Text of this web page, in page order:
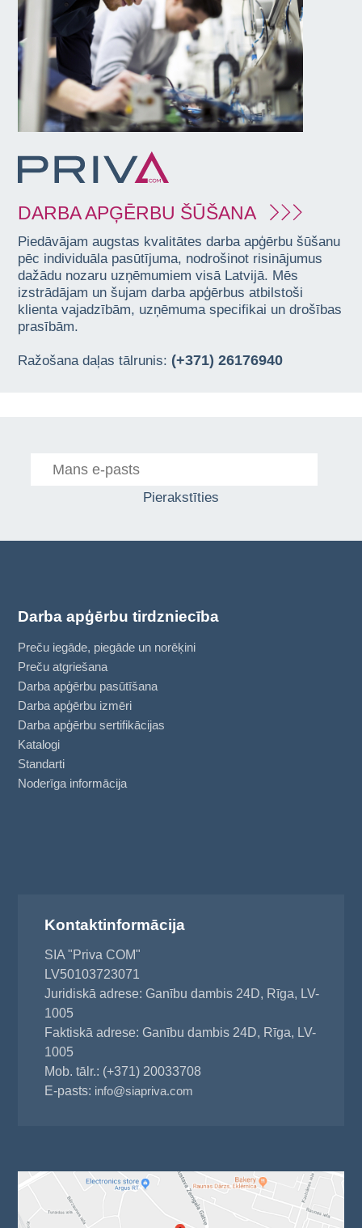
DARBA APĢĒRBU ŠŪŠANA
Piedāvājam augstas kvalitātes darba apģērbu šūšanu
pēc individuāla pasūtījuma, nodrošinot risinājumus
dažādu nozaru uzņēmumiem visā Latvijā. Mēs
izstrādājam un šujam darba apģērbus atbilstoši
klienta vajadzībām, uzņēmuma specifikai un drošības
prasībām.
Ražošana daļas tālrunis: (+371) 26176940
Pierakstīties
Darba apģērbu tirdzniecība
Preču iegāde, piegāde un norēķini
Preču atgriešana
Darba apģērbu pasūtīšana
Darba apģērbu izmēri
Darba apģērbu sertifikācijas
Katalogi
Standarti
Noderīga informācija
Kontaktinformācija
SIA "Priva COM"
LV50103723071
Juridiskā adrese: Ganību dambis 24D, Rīga, LV-
1005
Faktiskā adrese: Ganību dambis 24D, Rīga, LV-
1005
Mob. tālr.: (+371) 20033708
E-pasts: info@siapriva.com